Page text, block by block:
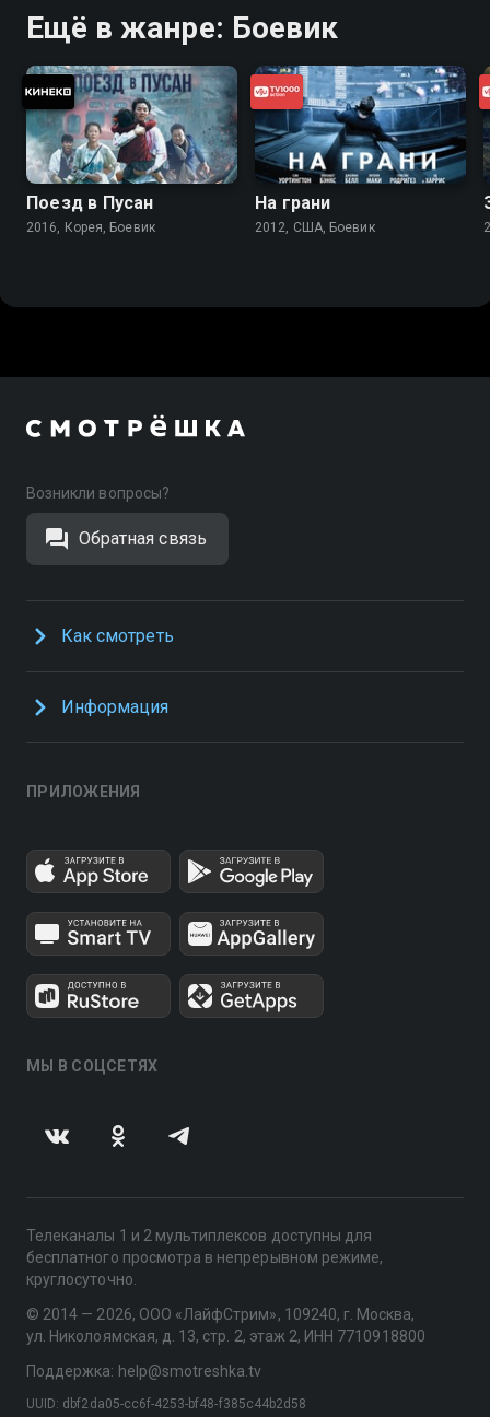
Ещё в жанре: Боевик
Поезд в Пусан
2016, Корея, Боевик
На грани
2012, США, Боевик
Возникли вопросы?
Обратная связь
Как смотреть
Информация
ПРИЛОЖЕНИЯ
МЫ В СОЦСЕТЯХ
Телеканалы 1 и 2 мультиплексов доступны для
бесплатного просмотра в непрерывном режиме,
круглосуточно.
© 2014 — 2026, ООО «ЛайфСтрим», 109240, г. Москва,
ул. Николоямская, д. 13, стр. 2, этаж 2, ИНН 7710918800
Поддержка: help@smotreshka.tv
UUID: dbf2da05-cc6f-4253-bf48-f385c44b2d58